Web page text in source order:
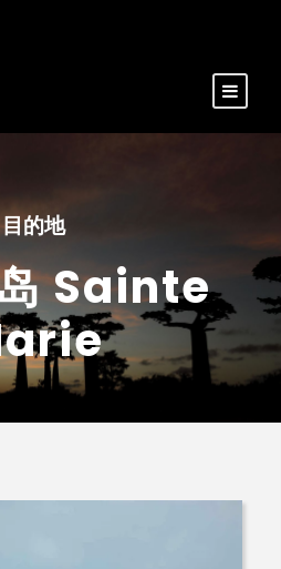
目的地
Sainte